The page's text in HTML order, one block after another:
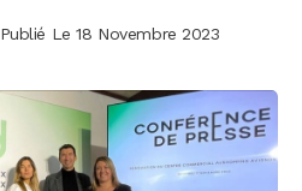
Publié Le 18 Novembre 2023